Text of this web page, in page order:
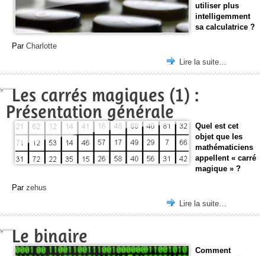
utiliser plus
intelligemment
sa calculatrice ?
Par Charlotte
Lire la suite…
Les carrés magiques (1) :
Présentation générale
Quel est cet
objet que les
mathématiciens
appellent « carré
magique » ?
Par zehus
Lire la suite…
Le binaire
Comment